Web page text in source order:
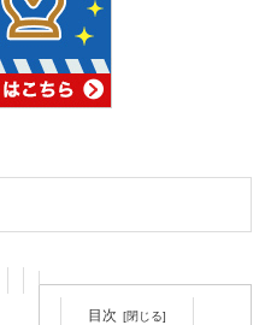
目次